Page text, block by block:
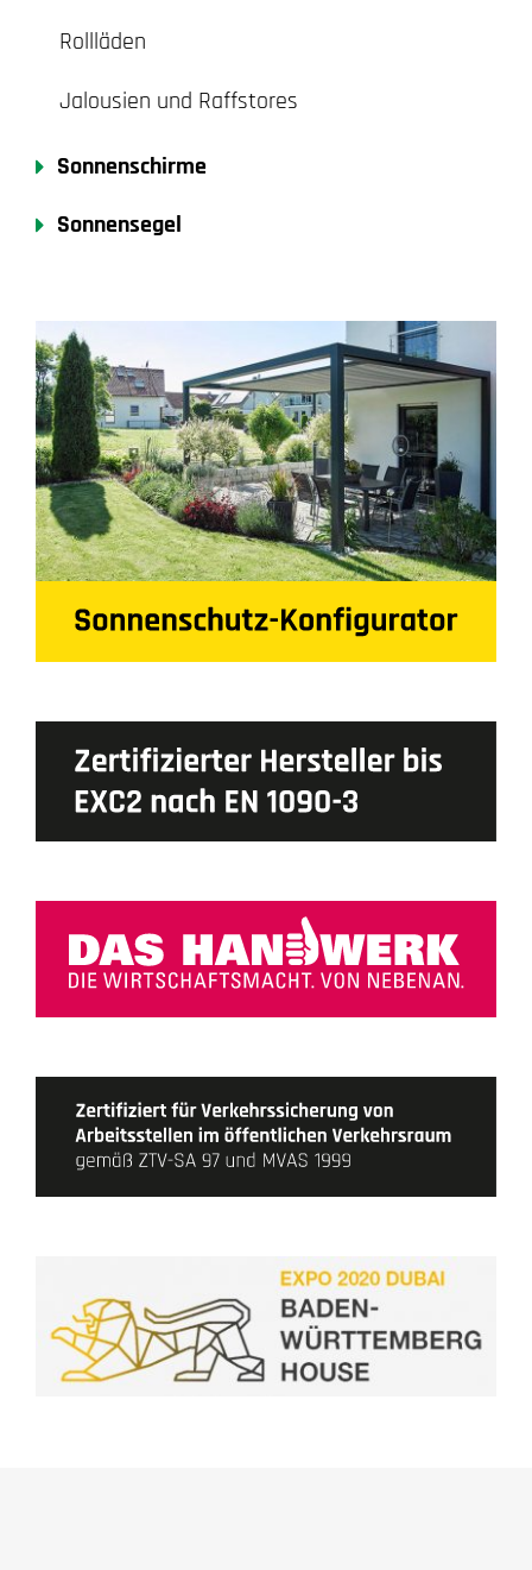
Rollläden
Jalousien und Raffstores
Sonnenschirme
Sonnensegel